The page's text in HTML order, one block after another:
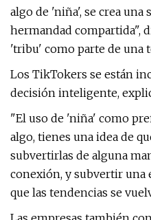
algo de 'niña', se crea
hermandad compartida",
'tribu' como parte de una
Los TikTokers se están
decisión inteligente,
"El uso de 'niña' como
algo, tienes una idea de
subvertirlas de alguna
conexión, y subvertir una
que las tendencias se